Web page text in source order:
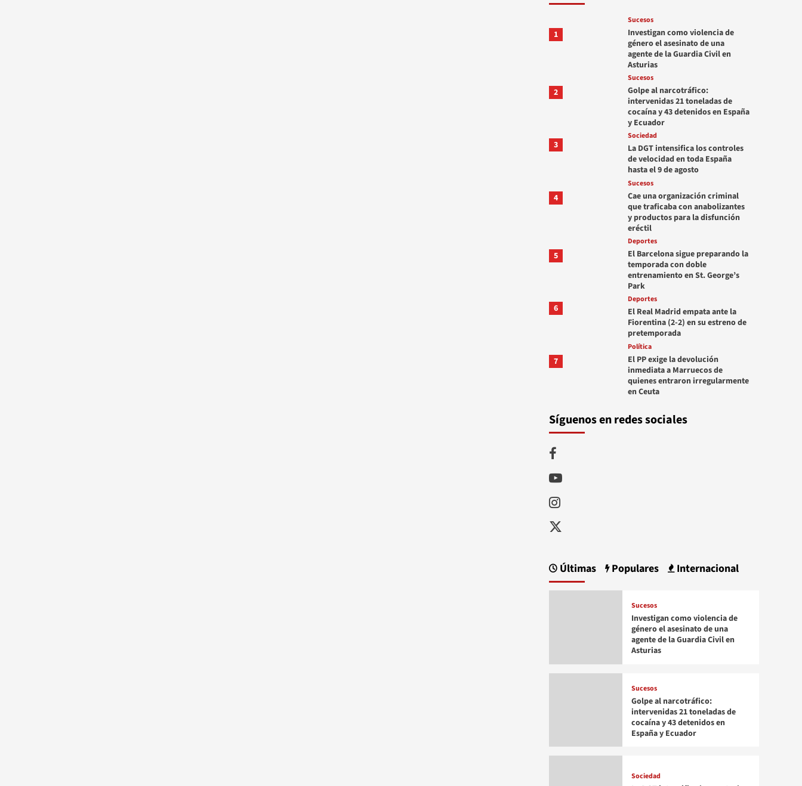
1
Sucesos
Investigan como violencia de
género el asesinato de una
agente de la Guardia Civil en
Asturias
2
Sucesos
Golpe al narcotráfico:
intervenidas 21 toneladas de
cocaína y 43 detenidos en España
y Ecuador
3
Sociedad
La DGT intensifica los controles
de velocidad en toda España
hasta el 9 de agosto
4
Sucesos
Cae una organización criminal
que traficaba con anabolizantes
y productos para la disfunción
eréctil
5
Deportes
El Barcelona sigue preparando la
temporada con doble
entrenamiento en St. George’s
Park
6
Deportes
El Real Madrid empata ante la
Fiorentina (2-2) en su estreno de
pretemporada
7
Política
El PP exige la devolución
inmediata a Marruecos de
quienes entraron irregularmente
en Ceuta
Síguenos en redes sociales
Facebook
Youtube
Instagram
Twitter
Últimas Populares Internacional
Sucesos
Investigan como violencia de
género el asesinato de una
agente de la Guardia Civil en
Asturias
Sucesos
Golpe al narcotráfico:
intervenidas 21 toneladas de
cocaína y 43 detenidos en
España y Ecuador
Sociedad